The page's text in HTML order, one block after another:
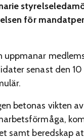
för
uppmanar
senast den
betonas vikten
samt beredskap